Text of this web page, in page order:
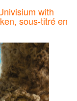
with
sous-titré en